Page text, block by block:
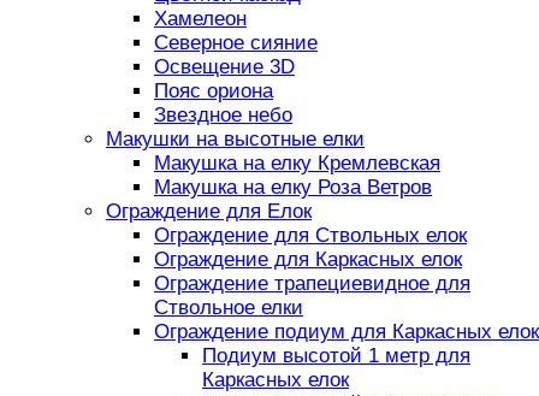
Хамелеон
Северное сияние
Освещение 3D
Пояс ориона
Звездное небо
Макушки на высотные елки
Макушка на елку Кремлевская
Макушка на елку Роза Ветров
Ограждение для Елок
Ограждение для Ствольных елок
Ограждение для Каркасных елок
Ограждение трапециевидное для
Ствольное елки
Ограждение подиум для Каркасных елок
Подиум высотой 1 метр для
Каркасных елок